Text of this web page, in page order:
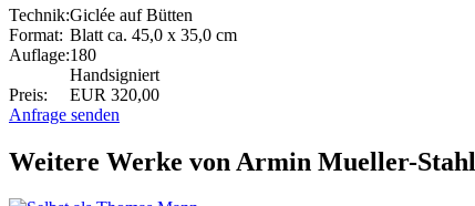
Technik:Giclée auf Bütten
Format: Blatt ca. 45,0 x 35,0 cm
Auflage:180
Handsigniert
Preis:
EUR 320,00
Anfrage senden
Weitere Werke von Armin Mueller-Stahl